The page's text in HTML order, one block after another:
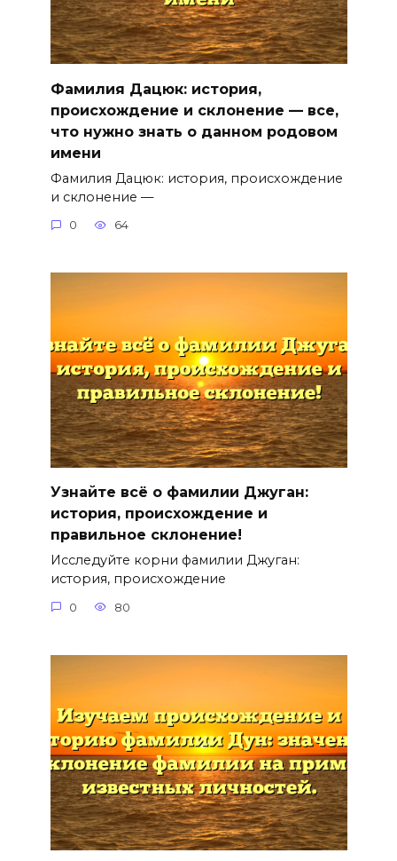
Фамилия Дацюк: история,
происхождение и склонение — все,
что нужно знать о данном родовом
имени
Фамилия Дацюк: история, происхождение
и склонение —
0 64
Узнайте всё о фамилии Джуган:
история, происхождение и
правильное склонение!
Исследуйте корни фамилии Джуган:
история, происхождение
0 80